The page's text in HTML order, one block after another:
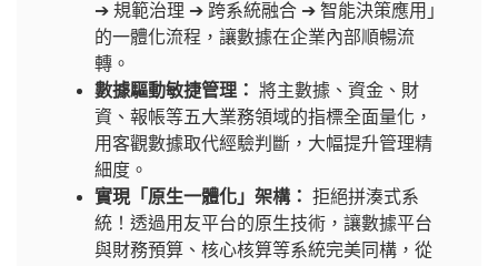
➔ 規範治理 ➔ 跨系統融合 ➔ 智能決策應用」
的一體化流程，讓數據在企業內部順暢流
轉。
數據驅動敏捷管理： 將主數據、資金、財
資、報帳等五大業務領域的指標全面量化，
用客觀數據取代經驗判斷，大幅提升管理精
細度。
實現「原生一體化」架構： 拒絕拼湊式系
統！透過用友平台的原生技術，讓數據平台
與財務預算、核心核算等系統完美同構，從